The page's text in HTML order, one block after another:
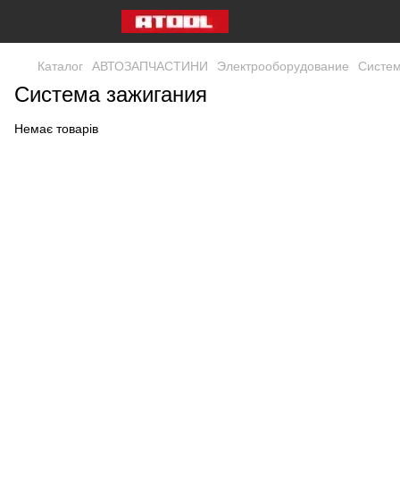
Каталог АВТОЗАПЧАСТИНИ Электрооборудование
Система зажигания
Немає товарів